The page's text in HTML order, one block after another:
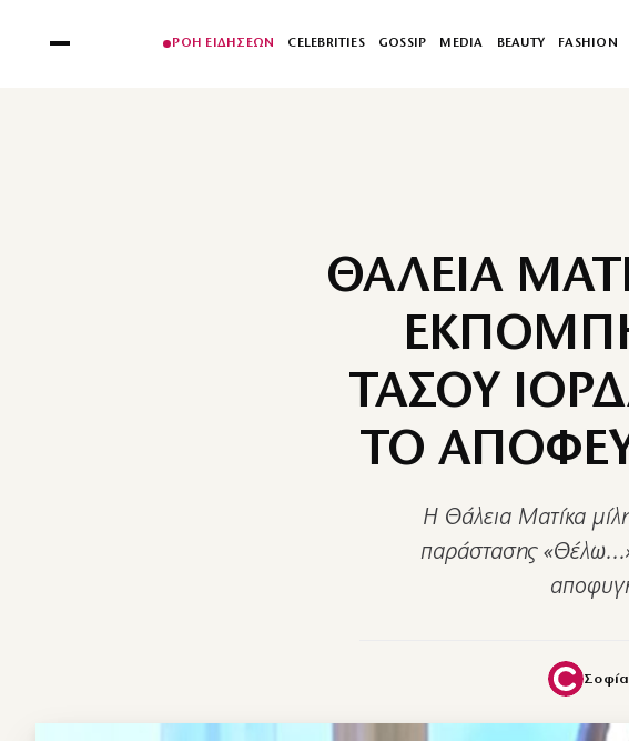
ΡΟΗ ΕΙΔΗΣΕΩΝ CELEBRITIES GOSSIP MEDIA BEAUTY FASHION
ΘΑΛΕΙΑ
ΤΑΣΟΥ
ΤΟ
Η Θάλεια Ματίκα
παράστασης